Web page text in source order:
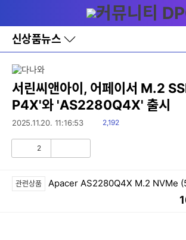
와
홈
신상품뉴스
바
로
레
이
어
토
서린씨앤아이, 어페이서 M.2
P4X'와 'AS2280Q4X' 출시
2025.11.20. 11:16:53
읽
2,192
2
관련상품 Apacer AS2280Q4X M.2 NVMe